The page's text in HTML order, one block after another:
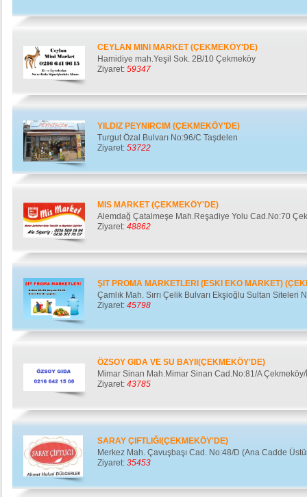
CEYLAN MINI MARKET (ÇEKMEKÖY'DE)
Hamidiye mah.Yeşil Sok. 2B/10 Çekmeköy
Ziyaret: 59347
YILDIZ PEYNIRCIM (ÇEKMEKÖY'DE)
Turgut Özal Bulvarı No:96/C Taşdelen
Ziyaret: 53722
MIS MARKET (ÇEKMEKÖY'DE)
Alemdağ Çatalmeşe Mah.Reşadiye Yolu Cad.No:70
Ziyaret: 48862
ŞIT PROMA MARKETLERI (ESKI EKO MARKET)
Çamlık Mah. Sırrı Çelik Bulvarı Ekşioğlu Sultan
Ziyaret: 45798
ÖZSOY GIDA VE SU BAYII(ÇEKMEKÖY'DE)
Mimar Sinan Mah.Mimar Sinan Cad.No:81/A
Ziyaret: 43785
SARAY ÇIFTLIĞI(ÇEKMEKÖY'DE)
Merkez Mah. Çavuşbaşı Cad. No:48/D (Ana Cadde
Ziyaret: 35453